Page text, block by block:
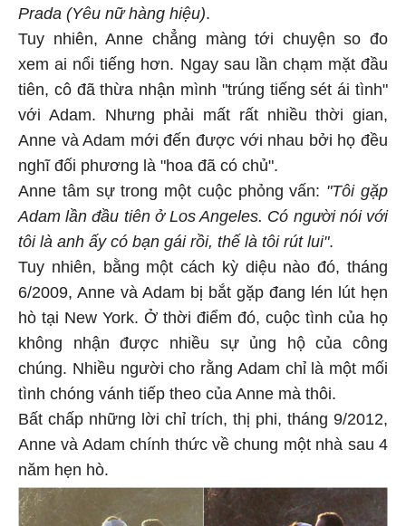
Prada (Yêu nữ hàng hiệu).
Tuy nhiên, Anne chẳng màng tới chuyện so đo
xem ai nổi tiếng hơn. Ngay sau lần chạm mặt đầu
tiên, cô đã thừa nhận mình "trúng tiếng sét ái tình"
với Adam. Nhưng phải mất rất nhiều thời gian,
Anne và Adam mới đến được với nhau bởi họ đều
nghĩ đối phương là "hoa đã có chủ".
Anne tâm sự trong một cuộc phỏng vấn: "Tôi gặp
Adam lần đầu tiên ở Los Angeles. Có người nói với
tôi là anh ấy có bạn gái rồi, thế là tôi rút lui".
Tuy nhiên, bằng một cách kỳ diệu nào đó, tháng
6/2009, Anne và Adam bị bắt gặp đang lén lút hẹn
hò tại New York. Ở thời điểm đó, cuộc tình của họ
không nhận được nhiều sự ủng hộ của công
chúng. Nhiều người cho rằng Adam chỉ là một mối
tình chóng vánh tiếp theo của Anne mà thôi.
Bất chấp những lời chỉ trích, thị phi, tháng 9/2012,
Anne và Adam chính thức về chung một nhà sau 4
năm hẹn hò.